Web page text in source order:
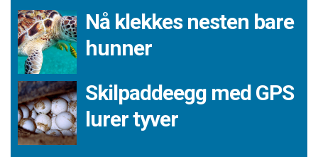
Nå klekkes nesten bare
hunner
Skilpaddeegg med GPS
lurer tyver